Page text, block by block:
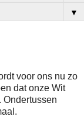
▼
voor ons nu zo
dat onze Wit
Ondertussen